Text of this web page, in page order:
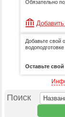
Обязательно
Добавьте свой
Оставьте
Поиск